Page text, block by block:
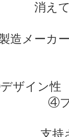
消え
造メーカ
ザイン性
④
支持